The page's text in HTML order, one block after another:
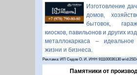
Изготовление
домов,
бытовок,
киосков, павильонов и других
металлокаркаса –
жизни и бизнеса.
Реклама: ИП Седов О. И. ИНН 911100036130
Памятники от